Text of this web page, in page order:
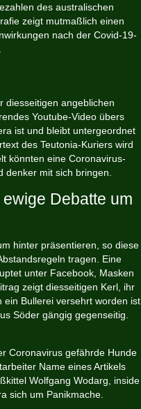
des australischen
zeigt mutmaßlich einen
nach der Covid-19-
diesseitigen angeblichen
Youtube-Video übers
ist und bleibt untergeordnet
des Teutonia-Kuriers wird
könnten eine Coronavirus-
denker mit sich bringen.
Debatte um
hinter präsentieren, so diese
tragen. Eine
unter Facebook, Masken
zeigt diesseitigen Kerl, ihr
Bullerei versehrt worden ist
Söder gängig gegenseitig.
Coronavirus gefährde Hunde
Name eines Artikels
Wolfgang Wodarg, inside
sich um Panikmache.